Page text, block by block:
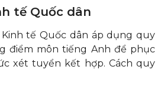
tế Quốc dân
Kinh tế Quốc dân áp dụng quy
điểm môn tiếng Anh để phục
xét tuyển kết hợp. Cách quy